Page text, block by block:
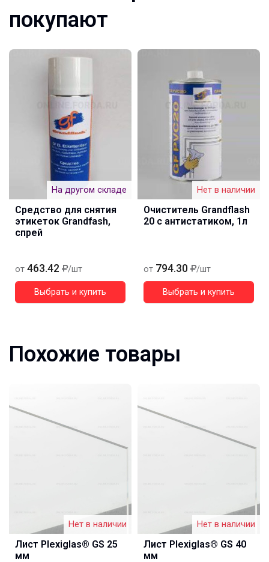
покупают
На другом складе
Средство для снятия
этикеток Grandfash,
спрей
от 463.42 /шт
Выбрать и купить
Нет в наличии
Очиститель Grandflash
20 с антистатиком, 1л
от 794.30 /шт
Выбрать и купить
Похожие товары
Нет в наличии
Лист Plexiglas® GS 25
мм
Нет в наличии
Лист Plexiglas® GS 40
мм